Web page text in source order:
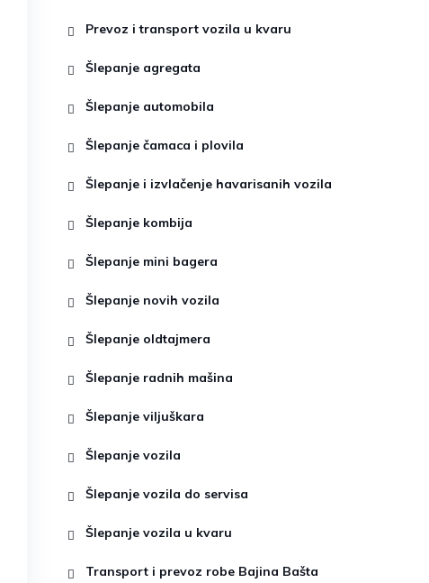
Prevoz i transport vozila u kvaru
Šlepanje agregata
Šlepanje automobila
Šlepanje čamaca i plovila
Šlepanje i izvlačenje havarisanih vozila
Šlepanje kombija
Šlepanje mini bagera
Šlepanje novih vozila
Šlepanje oldtajmera
Šlepanje radnih mašina
Šlepanje viljuškara
Šlepanje vozila
Šlepanje vozila do servisa
Šlepanje vozila u kvaru
Transport i prevoz robe Bajina Bašta